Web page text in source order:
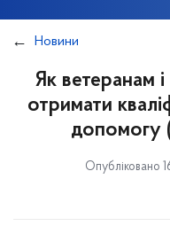
Новини
Як ветеранам
отримати
допомогу
Опубліковано